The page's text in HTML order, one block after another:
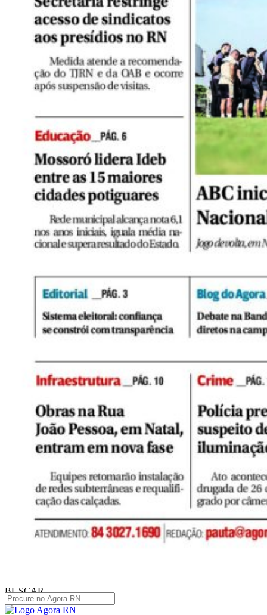
BUSCAR